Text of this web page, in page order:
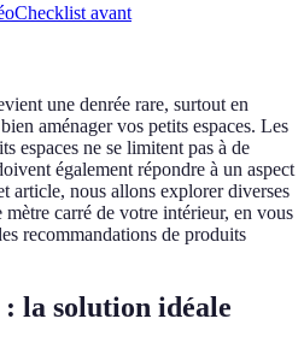
Checklist avant
une denrée rare, surtout en
aménager vos petits espaces. Les
espaces ne se limitent pas à de
également répondre à un aspect
article, nous allons explorer diverses
carré de votre intérieur, en vous
recommandations de produits
la solution idéale